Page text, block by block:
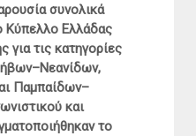
συνολικά
Κύπελλο Ελλάδας
για τις κατηγορίες
Παμπαίδων–
και
το